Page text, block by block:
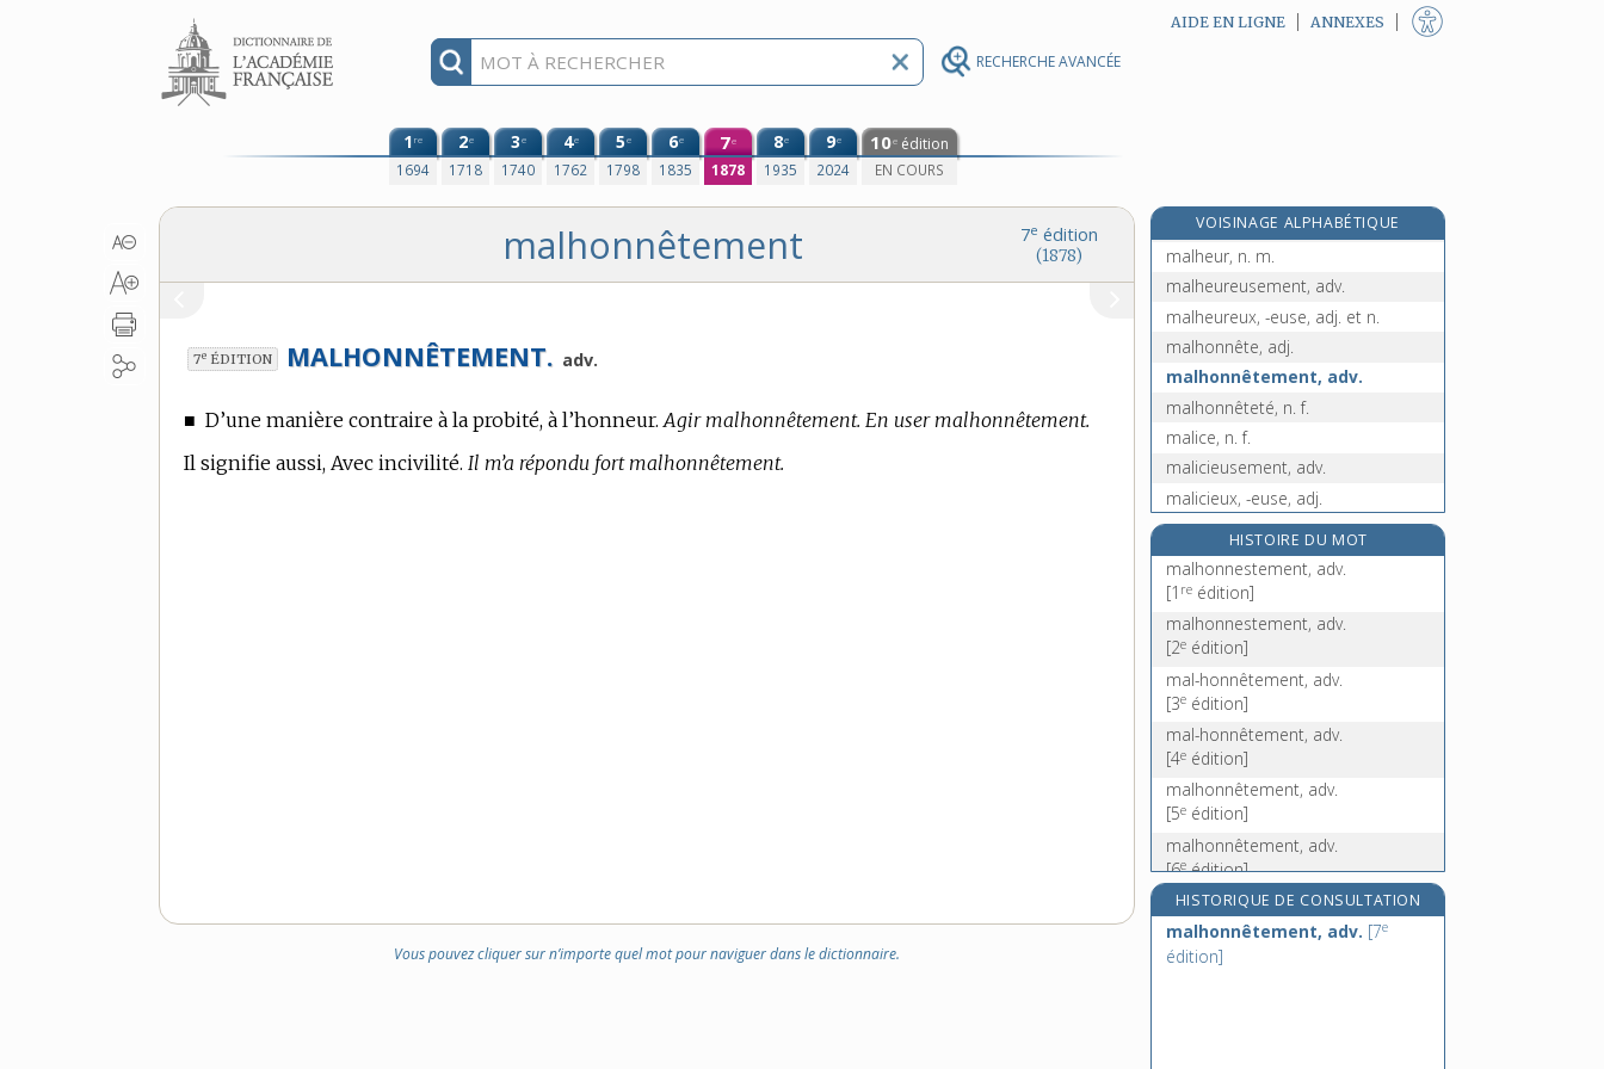
RECHERCHE AVANCÉE
Aller au contenu AIDE EN LIGNE ANNEXES
1re
1694
2e
1718
3e
1740
4e
1762
5e
1798
6e
1835
7e
1878
8e
1935
9e
2024
10e édition
EN COURS
7e édition
(1878)
malhonnêtement
7e ÉDITION MALHONNÊTEMENT. adv.
■ D’une manière contraire à la probité, à l’honneur. Agir malhonnêtement. En user malhonnêtement.
Il signifie aussi, Avec incivilité. Il m’a répondu fort malhonnêtement.
Vous pouvez cliquer sur n’importe quel mot pour naviguer dans le dictionnaire.
VOISINAGE ALPHABÉTIQUE
malherbe, n. f.[5eédition]
malheur, n. m.
malheureusement, adv.
malheureux, -euse, adj. et n.
malhonnête, adj.
malhonnêtement, adv.
malhonnêteté, n. f.
malice, n. f.
malicieusement, adv.
malicieux, -euse, adj.
malien, -enne, adj.
malignement, adv.
malignité, n. f.
malin, -igne, adj.
maline, n. f.
HISTOIRE DU MOT
malhonnestement, adv.
[1 re édition]
malhonnestement, adv.
[2e édition]
mal-honnêtement, adv.
[3e édition]
mal-honnêtement, adv.
[4e édition]
malhonnêtement, adv.
[5e édition]
malhonnêtement, adv.
[6eédition]
malhonnêtement, adv.
[7eédition]
malhonnêtement, adv.
HISTORIQUE DE CONSULTATION
malhonnêtement, adv. [7e
édition]